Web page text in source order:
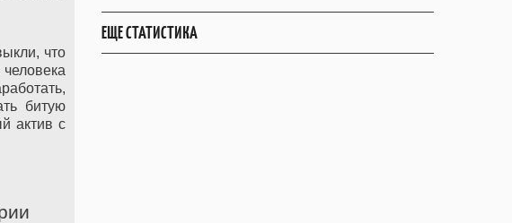
что
битую
актив с
ЕЩЕ СТАТИСТИКА